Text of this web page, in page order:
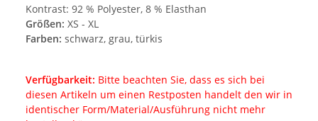
Kontrast: 92 % Polyester, 8 % Elasthan
Größen: XS - XL
Farben: schwarz, grau, türkis
Verfügbarkeit: Bitte beachten Sie, dass es sich bei
diesen Artikeln um einen Restposten handelt den wir in
identischer Form/Material/Ausführung nicht mehr